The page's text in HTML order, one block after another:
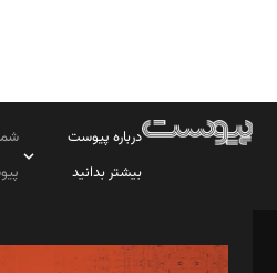
درباره پیوست
بیشتر بدانید
مدیر مسئول: محمدباقر اثنی‌عشری